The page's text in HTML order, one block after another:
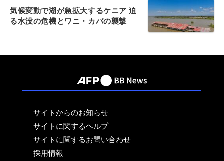
気候変動で湖が急拡大するケニア 迫
る水没の危機とワニ・カバの襲撃
サイトからのお知らせ
サイトに関するヘルプ
サイトに関するお問い合わせ
採用情報